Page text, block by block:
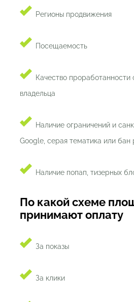
Регионы продвижения
Посещаемость
Качество
владельца
Наличие ограничений и
Google, серая тематика или бан
Наличие попап, тизерных
По какой схеме
принимают оплату
За показы
За клики